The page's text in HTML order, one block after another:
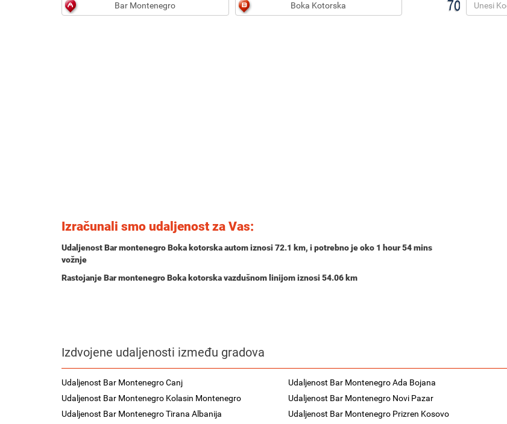
Izračunali smo udaljenost za Vas:
Udaljenost Bar montenegro Boka kotorska autom iznosi 72.1 km, i potrebno je oko 1 hour 54 mins
vožnje
Rastojanje Bar montenegro Boka kotorska vazdušnom linijom iznosi 54.06 km
Izdvojene udaljenosti između gradova
Udaljenost Bar Montenegro Canj Udaljenost Bar Montenegro Ada Bojana
Udaljenost Bar Montenegro Kolasin Montenegro
Udaljenost Bar Montenegro Novi Pazar
Udaljenost Bar Montenegro Tirana Albanija
Udaljenost Bar Montenegro Prizren Kosovo